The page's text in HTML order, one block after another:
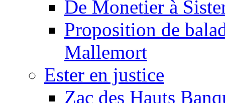
De Monetier à
Proposition de
Mallemort
Ester en justice
Zac des Hauts